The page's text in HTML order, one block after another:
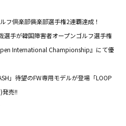
フ倶楽部俱楽部選手権2連覇達成！
選手が韓国障害者オープンゴルフ選手権
International Championship』にて優
」待望のFW専用モデルが登場「LOOP
発売!!